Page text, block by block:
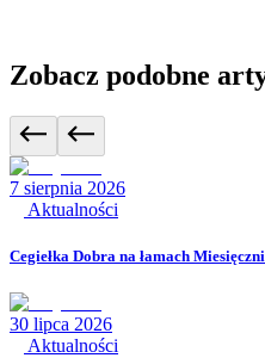
Zobacz podobne
7 sierpnia 2026
Aktualności
Cegiełka Dobra na łamach
30 lipca 2026
Aktualności